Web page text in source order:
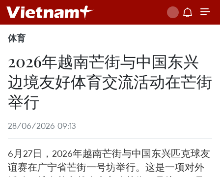
体育
2026年越南芒街与中国东兴
边境友好体育交流活动在芒街
举行
28/06/2026 09:13
6月27日，2026年越南芒街与中国东兴匹克球友
谊赛在广宁省芒街一号坊举行。这是一项对外